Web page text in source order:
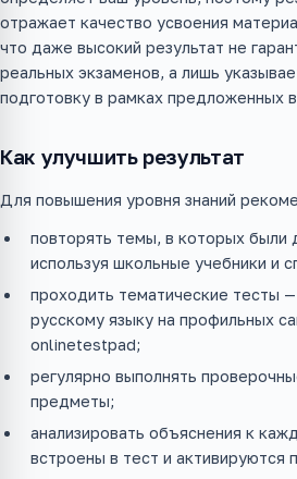
отражает качество усвоения
что даже высокий результат не
реальных экзаменов, а лишь
подготовку в рамках предложенных
Как улучшить результат
Для повышения уровня знаний
повторять темы, в которых были
используя школьные учебники и
проходить тематические тесты
русскому языку на профильных
onlinetestpad;
регулярно выполнять
предметы;
анализировать объяснения к
встроены в тест и активируются